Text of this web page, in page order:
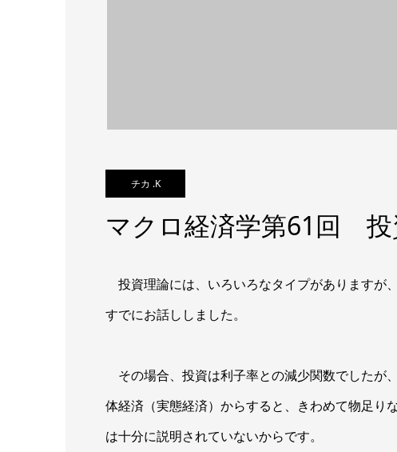
チカ .K
マクロ経済学第61回 投
投資理論には、いろいろなタイプがありますが
すでにお話ししました。
その場合、投資は利子率との減少関数でしたが
体経済（実態経済）からすると、きわめて物足り
は十分に説明されていないからです。